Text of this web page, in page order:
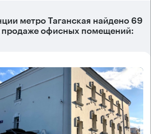
метро Таганская найдено 69
продаже офисных помещений: